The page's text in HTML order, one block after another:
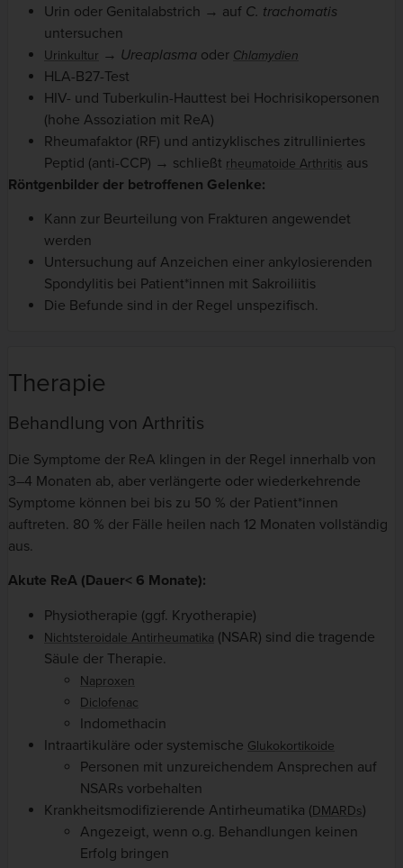
Urin oder Genitalabstrich → auf C. trachomatis
untersuchen
Urinkultur → Ureaplasma oder Chlamydien
HLA-B27-Test
HIV- und Tuberkulin-Hauttest bei Hochrisikopersonen
(hohe Assoziation mit ReA)
Rheumafaktor (RF) und antizyklisches zitrulliniertes
Peptid (anti-CCP) → schließt rheumatoide Arthritis aus
Röntgenbilder der betroffenen Gelenke:
Kann zur Beurteilung von Frakturen angewendet
werden
Untersuchung auf Anzeichen einer ankylosierenden
Spondylitis bei Patient*innen mit Sakroiliitis
Die Befunde sind in der Regel unspezifisch.
Therapie
Behandlung von Arthritis
Die Symptome der ReA klingen in der Regel innerhalb von
3–4 Monaten ab, aber verlängerte oder wiederkehrende
Symptome können bei bis zu 50 % der Patient*innen
auftreten. 80 % der Fälle heilen nach 12 Monaten vollständig
aus.
Akute ReA (Dauer< 6 Monate):
Physiotherapie (ggf. Kryotherapie)
Nichtsteroidale Antirheumatika (NSAR) sind die tragende
Säule der Therapie.
Naproxen
Diclofenac
Indomethacin
Intraartikuläre oder systemische Glukokortikoide
Personen mit unzureichendem Ansprechen auf
NSARs vorbehalten
Krankheitsmodifizierende Antirheumatika (DMARDs)
Angezeigt, wenn o.g. Behandlungen keinen
Erfolg bringen